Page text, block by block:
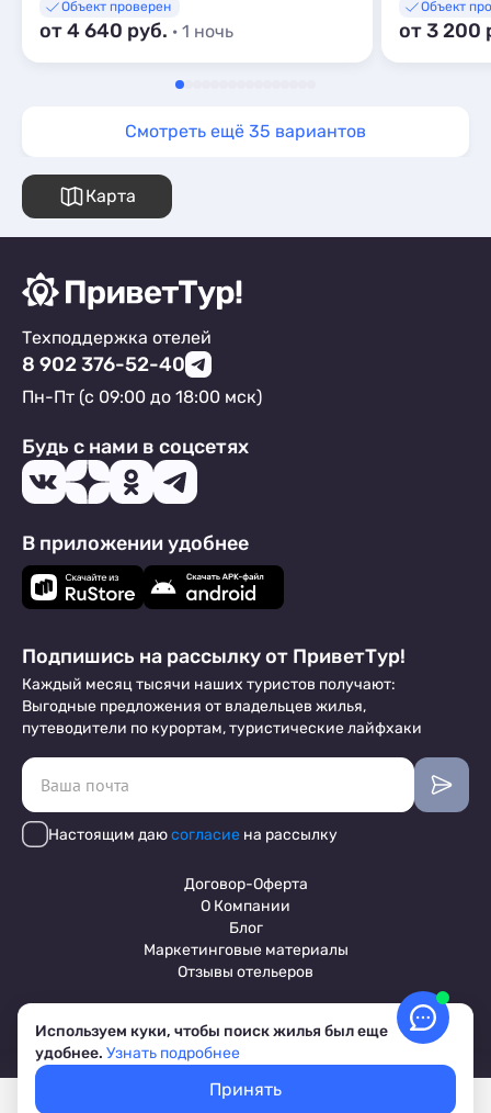
Объект проверен
от 4 640 руб. · 1 ночь
Объект
от 3 200
Смотреть ещё 35 вариантов
Карта
Покажем свободное жилье
Техподдержка отелей
8 902 376-52-40
Пн-Пт (с 09:00 до 18:00 мск)
Будь с нами в соцсетях
В приложении удобнее
Подпишись на рассылку от ПриветТур!
Каждый месяц тысячи наших туристов получают:
Выгодные предложения от владельцев жилья,
путеводители по курортам, туристические лайфхаки
Настоящим даюсогласие на рассылку
Договор-Оферта
О Компании
Блог
Маркетинговые материалы
Отзывы отельеров
© 2017-2026 ПриветТур™
Пользовательское соглашение
Обработка персональных данных
Условия бронирования объектов
Используем куки, чтобы поиск жилья был еще
удобнее. Узнать подробнее
Принять